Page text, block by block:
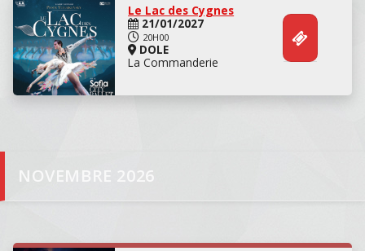
Le Lac des Cygnes
21/01/2027
20H00
DOLE
La Commanderie
NOVEMBRE 2026
Concert